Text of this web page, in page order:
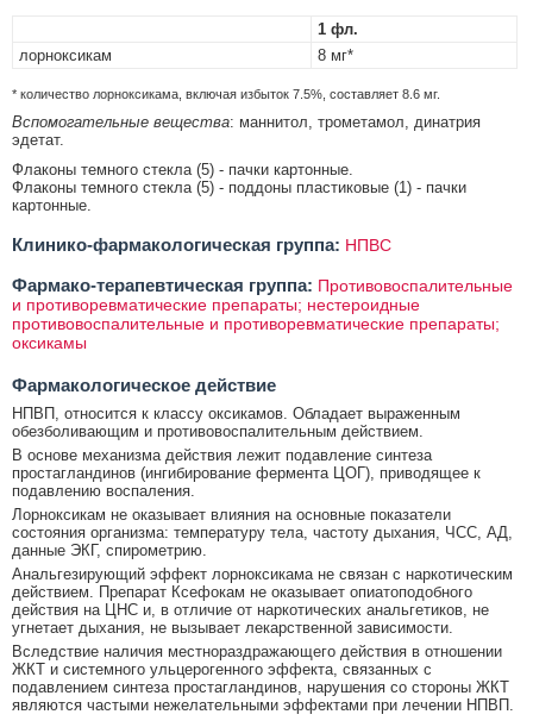
1 фл.
лорноксикам
8 мг*
* количество лорноксикама, включая избыток 7.5%, составляет 8.6 мг.
Вспомогательные вещества: маннитол, трометамол, динатрия
эдетат.
Флаконы темного стекла (5) - пачки картонные.
Флаконы темного стекла (5) - поддоны пластиковые (1) - пачки
картонные.
Клинико-фармакологическая группа: НПВС
Фармако-терапевтическая группа: Противовоспалительные
и противоревматические препараты; нестероидные
противовоспалительные и противоревматические препараты;
оксикамы
Фармакологическое действие
НПВП, относится к классу оксикамов. Обладает выраженным
обезболивающим и противовоспалительным действием.
В основе механизма действия лежит подавление синтеза
простагландинов (ингибирование фермента ЦОГ), приводящее к
подавлению воспаления.
Лорноксикам не оказывает влияния на основные показатели
состояния организма: температуру тела, частоту дыхания, ЧСС, АД,
данные ЭКГ, спирометрию.
Анальгезирующий эффект лорноксикама не связан с наркотическим
действием. Препарат Ксефокам не оказывает опиатоподобного
действия на ЦНС и, в отличие от наркотических анальгетиков, не
угнетает дыхания, не вызывает лекарственной зависимости.
Вследствие наличия местнораздражающего действия в отношении
ЖКТ и системного ульцерогенного эффекта, связанных с
подавлением синтеза простагландинов, нарушения со стороны ЖКТ
являются частыми нежелательными эффектами при лечении НПВП.